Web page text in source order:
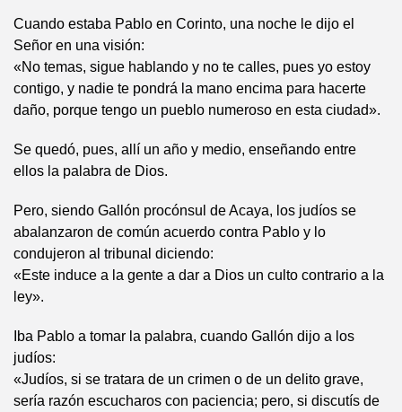
Cuando estaba Pablo en Corinto, una noche le dijo el
Señor en una visión:
«No temas, sigue hablando y no te calles, pues yo estoy
contigo, y nadie te pondrá la mano encima para hacerte
daño, porque tengo un pueblo numeroso en esta ciudad».
Se quedó, pues, allí un año y medio, enseñando entre
ellos la palabra de Dios.
Pero, siendo Gallón procónsul de Acaya, los judíos se
abalanzaron de común acuerdo contra Pablo y lo
condujeron al tribunal diciendo:
«Este induce a la gente a dar a Dios un culto contrario a la
ley».
Iba Pablo a tomar la palabra, cuando Gallón dijo a los
judíos:
«Judíos, si se tratara de un crimen o de un delito grave,
sería razón escucharos con paciencia; pero, si discutís de